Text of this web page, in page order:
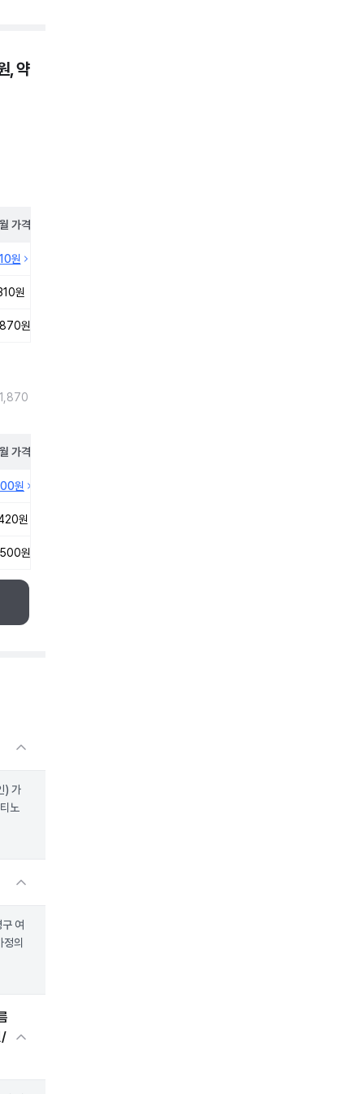
, 약
가격
원
원
원
가격
원
원
원
) 가
노
여
의
/